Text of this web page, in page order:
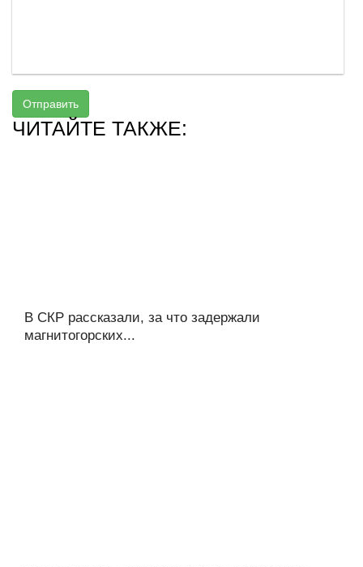
Отправить
ЧИТАЙТЕ ТАКЖЕ:
В СКР рассказали, за что задержали
магнитогорских...